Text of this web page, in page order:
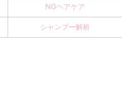
NGヘアケア
シャンプー解析